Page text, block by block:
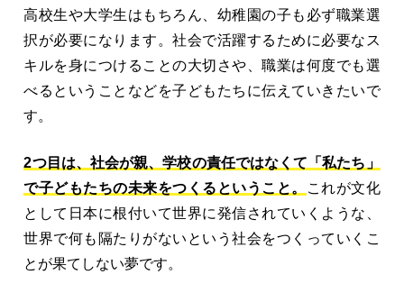
高校生や大学生はもちろん、幼稚園の子も必ず職業選
択が必要になります。社会で活躍するために必要なス
キルを身につけることの大切さや、職業は何度でも選
べるということなどを子どもたちに伝えていきたいで
す。
2つ目は、社会が親、学校の責任ではなくて「私たち」
で子どもたちの未来をつくるということ。
これが文化
として日本に根付いて世界に発信されていくような、
世界で何も隔たりがないという社会をつくっていくこ
とが果てしない夢です。